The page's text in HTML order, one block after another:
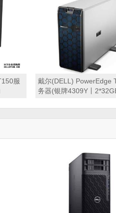
服
戴尔(DELL) PowerEdge
务器(银牌4309Y丨
卡丨DVDRW丨800W单